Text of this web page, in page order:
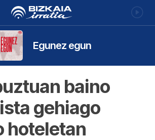
Egunez egun
baino
gehiago
hoteletan